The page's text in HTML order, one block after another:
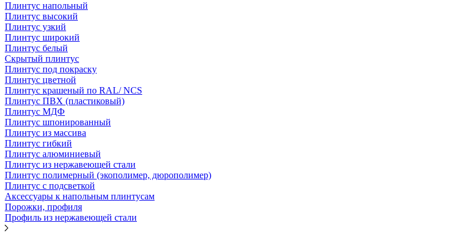
Плинтус напольный
Плинтус высокий
Плинтус узкий
Плинтус широкий
Плинтус белый
Скрытый плинтус
Плинтус под покраску
Плинтус цветной
Плинтус крашеный по RAL/ NCS
Плинтус ПВХ (пластиковый)
Плинтус МДФ
Плинтус шпонированный
Плинтус из массива
Плинтус гибкий
Плинтус алюминиевый
Плинтус из нержавеющей стали
Плинтус полимерный (экополимер, дюрополимер)
Плинтус с подсветкой
Аксессуары к напольным плинтусам
Порожки, профиля
Профиль из нержавеющей стали